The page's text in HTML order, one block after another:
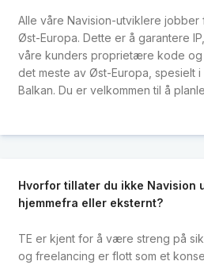
Alle våre Navision-utviklere jobber
Øst-Europa. Dette er å garantere
våre kunders proprietære kode og
det meste av Øst-Europa, spesielt i
Balkan. Du er velkommen til å
Hvorfor tillater du ikke Navision
hjemmefra eller eksternt?
TE er kjent for å være streng på
og freelancing er flott som et